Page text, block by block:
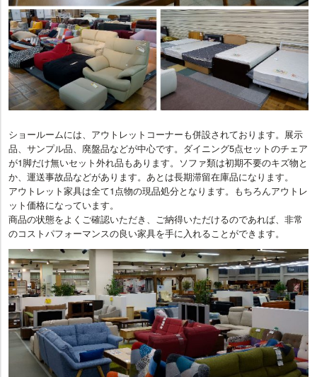
ショールームには、アウトレットコーナーも併設されております。展示
品、サンプル品、廃盤品などが中心です。ダイニング5点セットのチェア
が1脚だけ無いセット外れ品もあります。ソファ類は初期不要のキズ物と
か、運送事故品などがあります。あとは長期滞留在庫品になります。
アウトレット家具は全て1点物の現品処分となります。もちろんアウトレ
ット価格になっています。
商品の状態をよくご確認いただき、ご納得いただけるのであれば、非常
のコストパフォーマンスの良い家具を手に入れることができます。